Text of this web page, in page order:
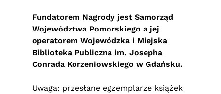
Fundatorem Nagrody jest Samorząd
Województwa Pomorskiego a jej
operatorem Wojewódzka i Miejska
Biblioteka Publiczna im. Josepha
Conrada Korzeniowskiego w Gdańsku.
Uwaga: przesłane egzemplarze książek